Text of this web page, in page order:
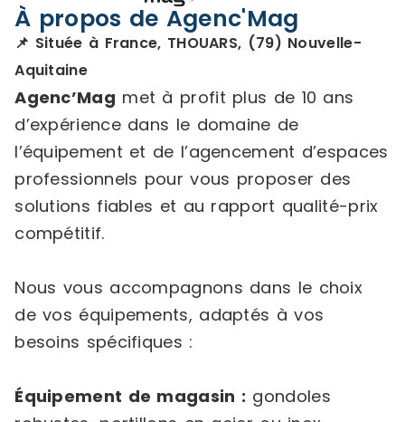
À propos de Agenc'Mag
📌 Située à France, THOUARS, (79) Nouvelle-
Aquitaine
Agenc’Mag met à profit plus de 10 ans
d’expérience dans le domaine de
l’équipement et de l’agencement d’espaces
professionnels pour vous proposer des
solutions fiables et au rapport qualité-prix
compétitif.
Nous vous accompagnons dans le choix
de vos équipements, adaptés à vos
besoins spécifiques :
Équipement de magasin : gondoles